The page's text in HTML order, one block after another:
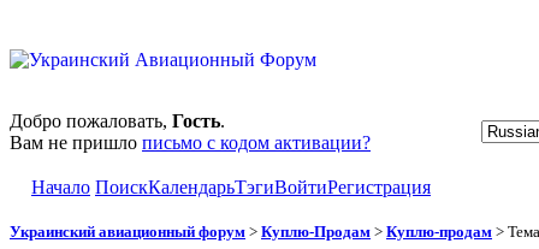
Добро пожаловать, Гость.
Вам не пришло письмо с кодом активации?
Начало ПоискКалендарьТэгиВойтиРегистрация
Украинский авиационный форум > Куплю-Продам > Куплю-продам >